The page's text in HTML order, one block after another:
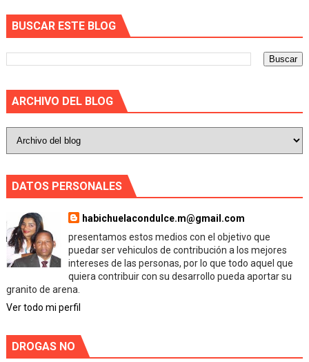
BUSCAR ESTE BLOG
ARCHIVO DEL BLOG
DATOS PERSONALES
habichuelacondulce.m@gmail.com
presentamos estos medios con el objetivo que
puedar ser vehiculos de contribución a los mejores
intereses de las personas, por lo que todo aquel que
quiera contribuir con su desarrollo pueda aportar su
granito de arena.
Ver todo mi perfil
DROGAS NO